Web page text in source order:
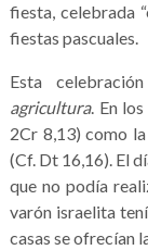
fiesta, celebrada
fiestas pascuales.
Esta
agricultura. En
2Cr 8,13) como
(Cf. Dt 16,16). El
que no podía
varón israelita
casas se ofrecían